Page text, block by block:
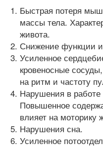
Быстрая потеря
массы тела.
живота.
Снижение функции
Усиленное
кровеносные
на ритм и частоту
Нарушения в
Повышенное
влияет на моторику
Нарушения сна.
Усиленное